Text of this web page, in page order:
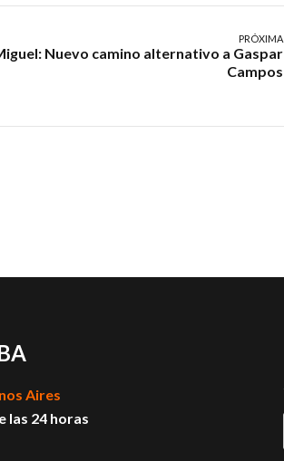
PRÓXIMA
Nuevo camino alternativo a Gaspar
Campos
Aires
las 24 horas